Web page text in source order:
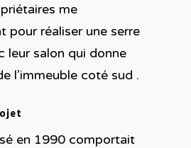
me
pour réaliser une serre
leur salon qui donne
l’immeuble coté sud .
en 1990 comportait